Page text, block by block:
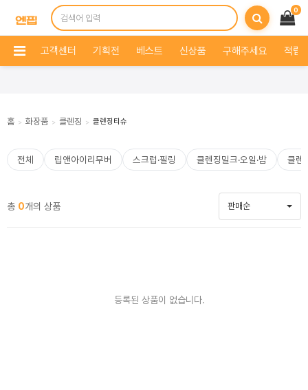
0
고객센터 기획전 베스트 신상품 구해주세요 적립
홈 > 화장품 > 클렌징 > 클렌징티슈
전체 립앤아이리무버 스크럽·필링 클렌징밀크·오일·밤 클렌
총 0개의 상품 판매순
등록된 상품이 없습니다.